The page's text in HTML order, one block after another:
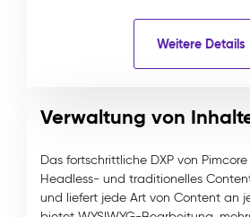
Weitere Details
Verwaltung von
Das fortschrittliche DXP von
Headless- und traditionelles
und liefert jede Art von Content an